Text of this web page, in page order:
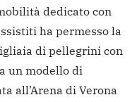
dedicato con
ha permesso la
di pellegrini con
un modello di
all’Arena di Verona